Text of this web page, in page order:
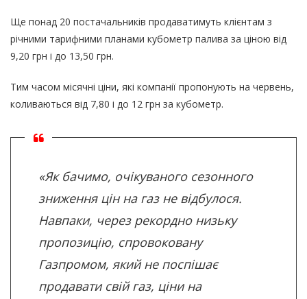
Ще понад 20 постачальників продаватимуть клієнтам з
річними тарифними планами кубометр палива за ціною від
9,20 грн і до 13,50 грн.
Тим часом місячні ціни, які компанії пропонують на червень,
коливаються від 7,80 і до 12 грн за кубометр.
«Як бачимо, очікуваного сезонного
зниження цін на газ не відбулося.
Навпаки, через рекордно низьку
пропозицію, спровоковану
Газпромом, який не поспішає
продавати свій газ, ціни на